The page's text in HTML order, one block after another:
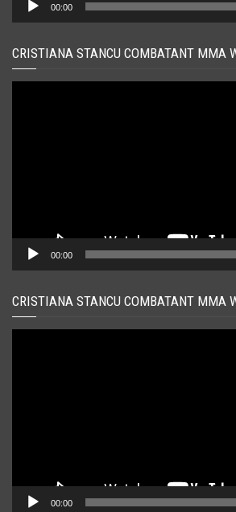
00:00
CRISTIANA STANCU COMBATANT MMA
00:00
CRISTIANA STANCU COMBATANT MMA
00:00